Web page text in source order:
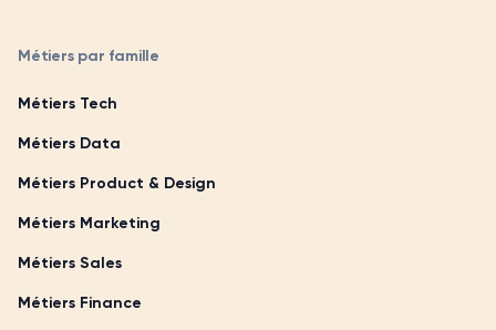
Métiers par famille
Métiers Tech
Métiers Data
Métiers Product & Design
Métiers Marketing
Métiers Sales
Métiers Finance